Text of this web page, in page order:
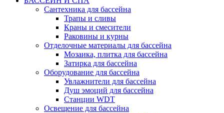
Сантехника для бассейна
Трапы и сливы
Краны и смесители
Раковины и курны
Отделочные материалы для бассейна
Мозаика, плитка для бассейна
Затирка для бассейна
Оборудование для бассейна
Увлажнители для бассейна
Душ эмоций для бассейна
Станции WDT
Освещение для бассейна